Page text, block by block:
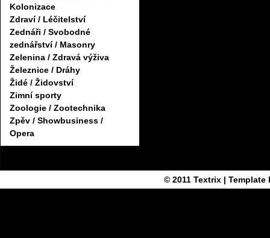
Kolonizace
Zdraví / Léčitelství
Zednáři / Svobodné
zednářství / Masonry
Zelenina / Zdravá výživa
Železnice / Dráhy
Židé / Židovství
Zimní sporty
Zoologie / Zootechnika
Zpěv / Showbusiness /
Opera
© 2011 Textrix| Template